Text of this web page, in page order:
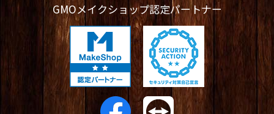
GMOメイクショップ認定パートナー